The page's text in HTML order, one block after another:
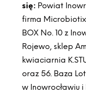
się: Powiat
firma
BOX No. 10 z
Rojewo, sklep
kwiaciarnia
oraz 56. Baza
w Inowrocławiu i